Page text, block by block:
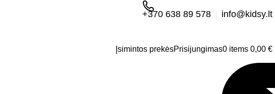
+370 638 89 578 info@kidsy.lt
Įsimintos prekėsPrisijungimas0 items 0,00 €